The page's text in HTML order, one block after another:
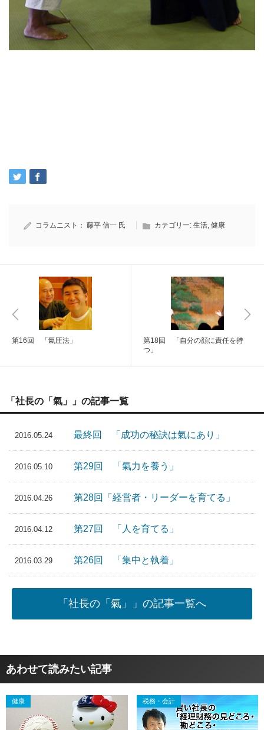
コラムニスト： 藤平 信一 氏 カテゴリー: 生活 健康
第16回 「氣圧法」
第18回 「自分の顔に責任を持
つ」
「社長の「氣」」の記事一覧
2016.05.24 最終回 「成功の秘訣は氣にあり」
2016.05.10 第29回 「氣力を養う」
2016.04.26 第28回「経営者・リーダーを育てる」
2016.04.12 第27回 「人を育てる」
2016.03.29 第26回 「集中と執着」
「社長の「氣」」の記事一覧へ
あわせて読みたい記事
健康 税務・会計